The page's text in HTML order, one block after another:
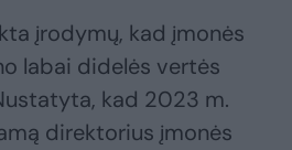
įrodymų, kad įmonės
labai didelės vertės
kad 2023 m.
direktorius įmonės